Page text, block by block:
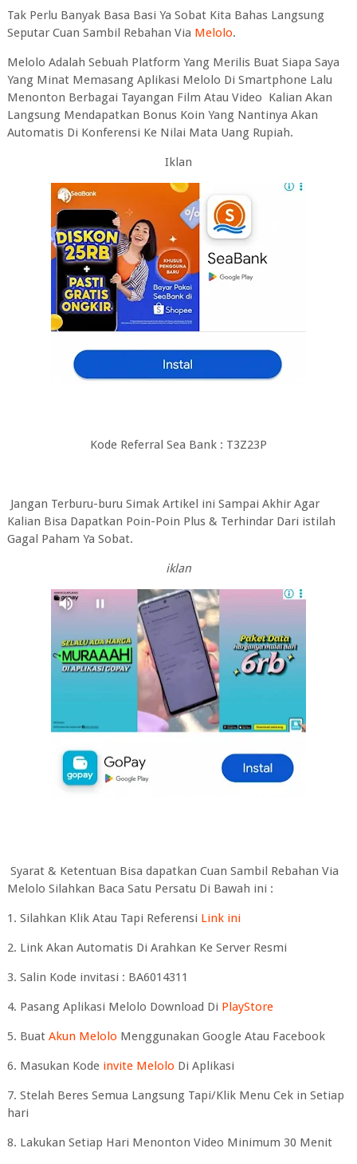
Tak Perlu Banyak Basa Basi Ya Sobat Kita Bahas Langsung
Seputar Cuan Sambil Rebahan Via Melolo.
Melolo Adalah Sebuah Platform Yang Merilis Buat Siapa Saya
Yang Minat Memasang Aplikasi Melolo Di Smartphone Lalu
Menonton Berbagai Tayangan Film Atau Video Kalian Akan
Langsung Mendapatkan Bonus Koin Yang Nantinya Akan
Automatis Di Konferensi Ke Nilai Mata Uang Rupiah.
Iklan
Kode Referral Sea Bank : T3Z23P
Jangan Terburu-buru Simak Artikel ini Sampai Akhir Agar
Kalian Bisa Dapatkan Poin-Poin Plus & Terhindar Dari istilah
Gagal Paham Ya Sobat.
iklan
Syarat & Ketentuan Bisa dapatkan Cuan Sambil Rebahan Via
Melolo Silahkan Baca Satu Persatu Di Bawah ini :
1. Silahkan Klik Atau Tapi Referensi Link ini
2. Link Akan Automatis Di Arahkan Ke Server Resmi
3. Salin Kode invitasi : BA6014311
4. Pasang Aplikasi Melolo Download Di PlayStore
5. Buat Akun Melolo Menggunakan Google Atau Facebook
6. Masukan Kode invite Melolo Di Aplikasi
7. Stelah Beres Semua Langsung Tapi/Klik Menu Cek in Setiap
hari
8. Lakukan Setiap Hari Menonton Video Minimum 30 Menit